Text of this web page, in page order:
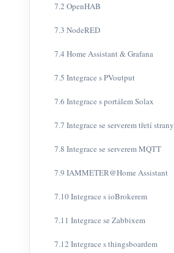
7.2 OpenHAB
7.3 NodeRED
7.4 Home Assistant & Grafana
7.5 Integrace s PVoutput
7.6 Integrace s portálem Solax
7.7 Integrace se serverem třetí strany
7.8 Integrace se serverem MQTT
7.9 IAMMETER@Home Assistant
7.10 Integrace s ioBrokerem
7.11 Integrace se Zabbixem
7.12 Integrace s thingsboardem